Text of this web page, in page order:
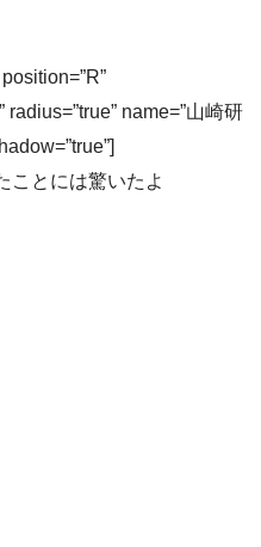
name=”山崎研
ことには驚いたよ